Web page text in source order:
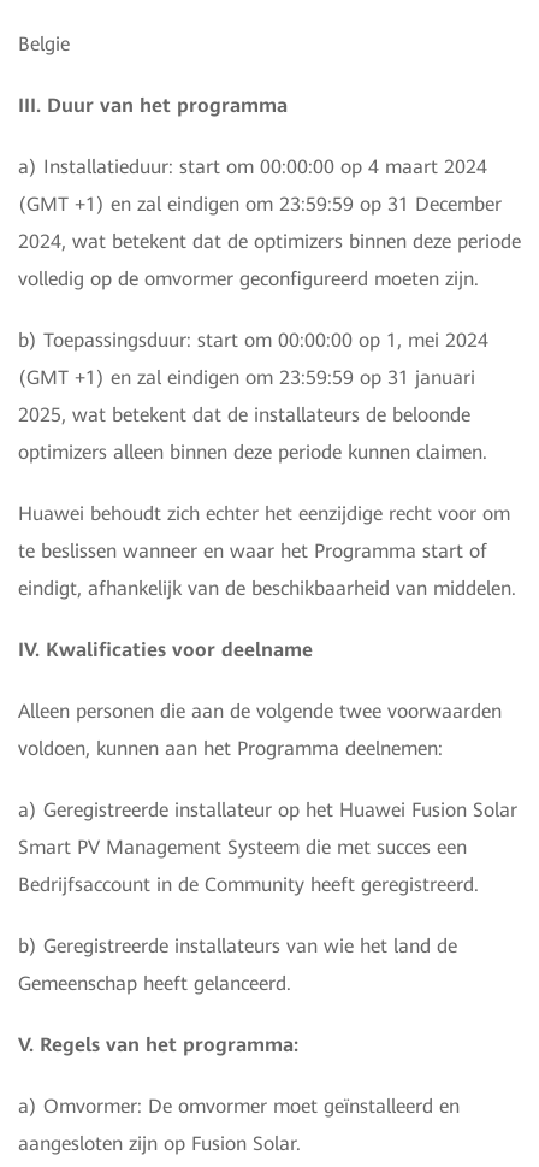
Belgie
III. Duur van het programma
a) Installatieduur: start om 00:00:00 op 4 maart 2024
(GMT +1) en zal eindigen om 23:59:59 op 31 December
2024, wat betekent dat de optimizers binnen deze periode
volledig op de omvormer geconfigureerd moeten zijn.
b) Toepassingsduur: start om 00:00:00 op 1, mei 2024
(GMT +1) en zal eindigen om 23:59:59 op 31 januari
2025, wat betekent dat de installateurs de beloonde
optimizers alleen binnen deze periode kunnen claimen.
Huawei behoudt zich echter het eenzijdige recht voor om
te beslissen wanneer en waar het Programma start of
eindigt, afhankelijk van de beschikbaarheid van middelen.
IV. Kwalificaties voor deelname
Alleen personen die aan de volgende twee voorwaarden
voldoen, kunnen aan het Programma deelnemen:
a) Geregistreerde installateur op het Huawei Fusion Solar
Smart PV Management Systeem die met succes een
Bedrijfsaccount in de Community heeft geregistreerd.
b) Geregistreerde installateurs van wie het land de
Gemeenschap heeft gelanceerd.
V. Regels van het programma:
a) Omvormer: De omvormer moet geïnstalleerd en
aangesloten zijn op Fusion Solar.